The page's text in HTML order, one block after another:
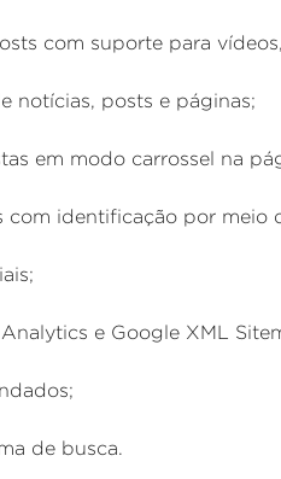
com suporte para
notícias, posts e páginas;
em modo carrossel na
com identificação por meio
e Google XML
de busca.